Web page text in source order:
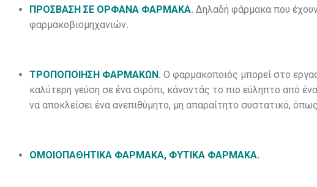
ΠΡΟΣΒΑΣΗ ΣΕ ΟΡΦΑΝΑ ΦΑΡΜΑΚΑ. Δηλαδή φάρμακα που
φαρμακοβιομηχανιών.
ΤΡΟΠΟΠΟΙΗΣΗ ΦΑΡΜΑΚΩΝ. Ο φαρμακοποιός μπορεί στο
καλύτερη γεύση σε ένα σιρόπι, κάνοντάς το πιο εύληπτο από
να αποκλείσει ένα ανεπιθύμητο, μη απαραίτητο συστατικό,
ΟΜΟΙΟΠΑΘΗΤΙΚΑ ΦΑΡΜΑΚΑ, ΦΥΤΙΚΑ ΦΑΡΜΑΚΑ.